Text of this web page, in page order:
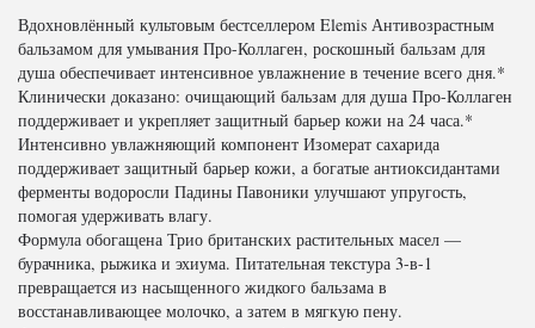
Вдохновлённый культовым бестселлером Elemis Антивозрастным
бальзамом для умывания Про-Коллаген, роскошный бальзам для
душа обеспечивает интенсивное увлажнение в течение всего дня.*
Клинически доказано: очищающий бальзам для душа Про-Коллаген
поддерживает и укрепляет защитный барьер кожи на 24 часа.*
Интенсивно увлажняющий компонент Изомерат сахарида
поддерживает защитный барьер кожи, а богатые антиоксидантами
ферменты водоросли Падины Павоники улучшают упругость,
помогая удерживать влагу.
Формула обогащена Трио британских растительных масел —
бурачника, рыжика и эхиума. Питательная текстура 3-в-1
превращается из насыщенного жидкого бальзама в
восстанавливающее молочко, а затем в мягкую пену.